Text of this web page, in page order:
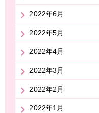
2022年6月
2022年5月
2022年4月
2022年3月
2022年2月
2022年1月